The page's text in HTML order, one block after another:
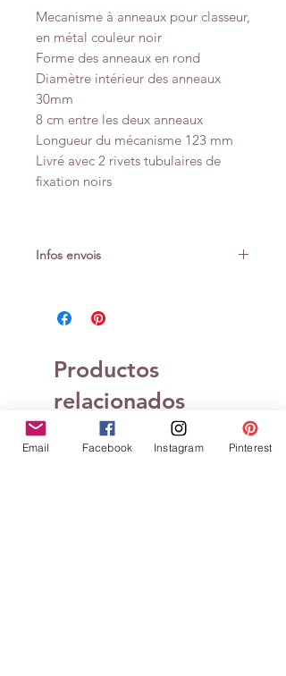
Mecanisme à anneaux pour classeur,
en métal couleur noir
Forme des anneaux en rond
Diamètre intérieur des anneaux
30mm
8 cm entre les deux anneaux
Longueur du mécanisme 123 mm
Livré avec 2 rivets tubulaires de
fixation noirs
Infos envois
Productos
relacionados
Email Facebook Instagram Pinterest